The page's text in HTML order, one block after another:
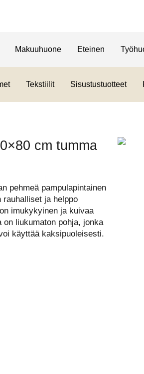
Makuuhuone Eteinen
Tekstiilit Sisustustuotteet
cm tumma
pehmeä pampulapintainen
ja helppo
imukykyinen ja kuivaa
liukumaton pohja, jonka
käyttää kaksipuoleisesti.